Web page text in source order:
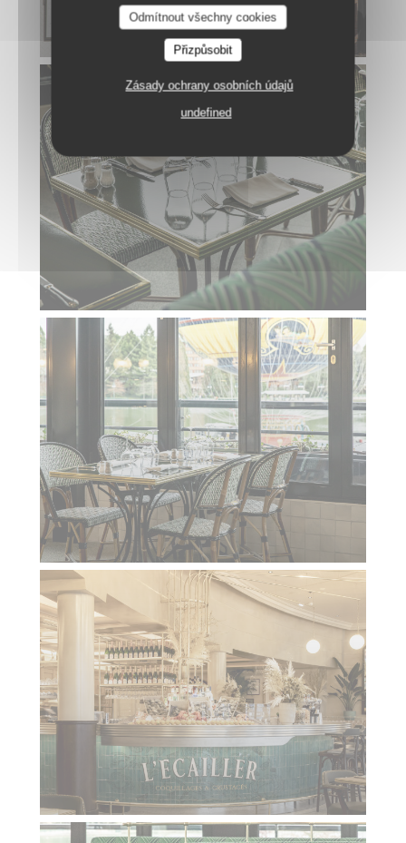
Odmítnout všechny cookies
Přizpůsobit
Zásady ochrany osobních údajů
undefined